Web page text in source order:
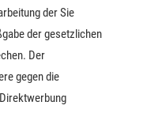
der Sie
der gesetzlichen
Der
gegen die